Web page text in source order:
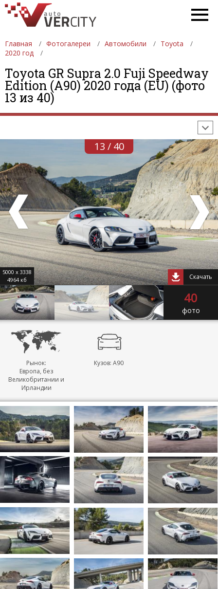
Главная Фотогалереи Автомобили
Toyota
2020 год
Toyota GR Supra 2.0 Fuji Speedway
Edition (A90) 2020 года (EU) (фото
13 из 40)
ФОТОГАЛЕРЕИ АВТОМОБИЛИ
ДЕВУШКИ
АВТОСАЛОНЫ
13 / 40
5000 x 3338
4964 кб
Скачать
40
фото
Рынок:
Европа, без
Великобритании и
Ирландии
Кузов: A90